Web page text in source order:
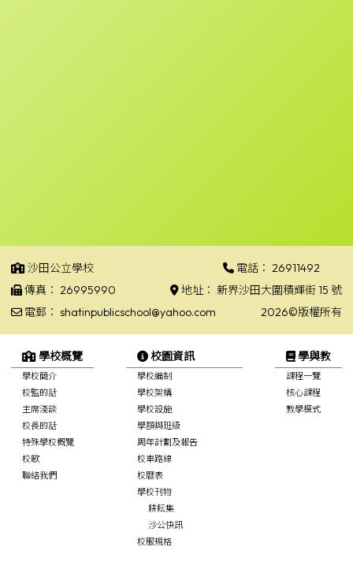
沙田公立學校 電話： 26911492
傳真： 26995990 地址： 新界沙田大圍積輝街 15 號
電郵： shatinpublicschool@yahoo.com 2026©版權所有
學校概覽
學校簡介
校監的話
主席淺談
校長的話
特殊學校概覽
校歌
聯絡我們
校園資訊
學校編制
學校架構
學校設施
學額與班級
周年計劃及報告
校車路線
校曆表
學校刊物
耕耘集
沙公快訊
校服規格
學與教
課程一覽
核心課程
教學模式